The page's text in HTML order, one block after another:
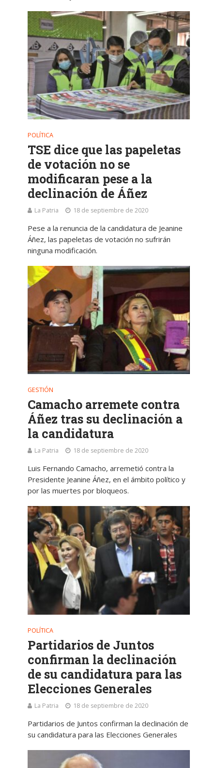
POLÍTICA
TSE dice que las papeletas
de votación no se
modificaran pese a la
declinación de Áñez
La Patria 18 de septiembre de 2020
Pese a la renuncia de la candidatura de Jeanine
Áñez, las papeletas de votación no sufrirán
ninguna modificación.
GESTIÓN
Camacho arremete contra
Áñez tras su declinación a
la candidatura
La Patria 18 de septiembre de 2020
Luis Fernando Camacho, arremetió contra la
Presidente Jeanine Áñez, en el ámbito político y
por las muertes por bloqueos.
POLÍTICA
Partidarios de Juntos
confirman la declinación
de su candidatura para las
Elecciones Generales
La Patria 18 de septiembre de 2020
Partidarios de Juntos confirman la declinación de
su candidatura para las Elecciones Generales